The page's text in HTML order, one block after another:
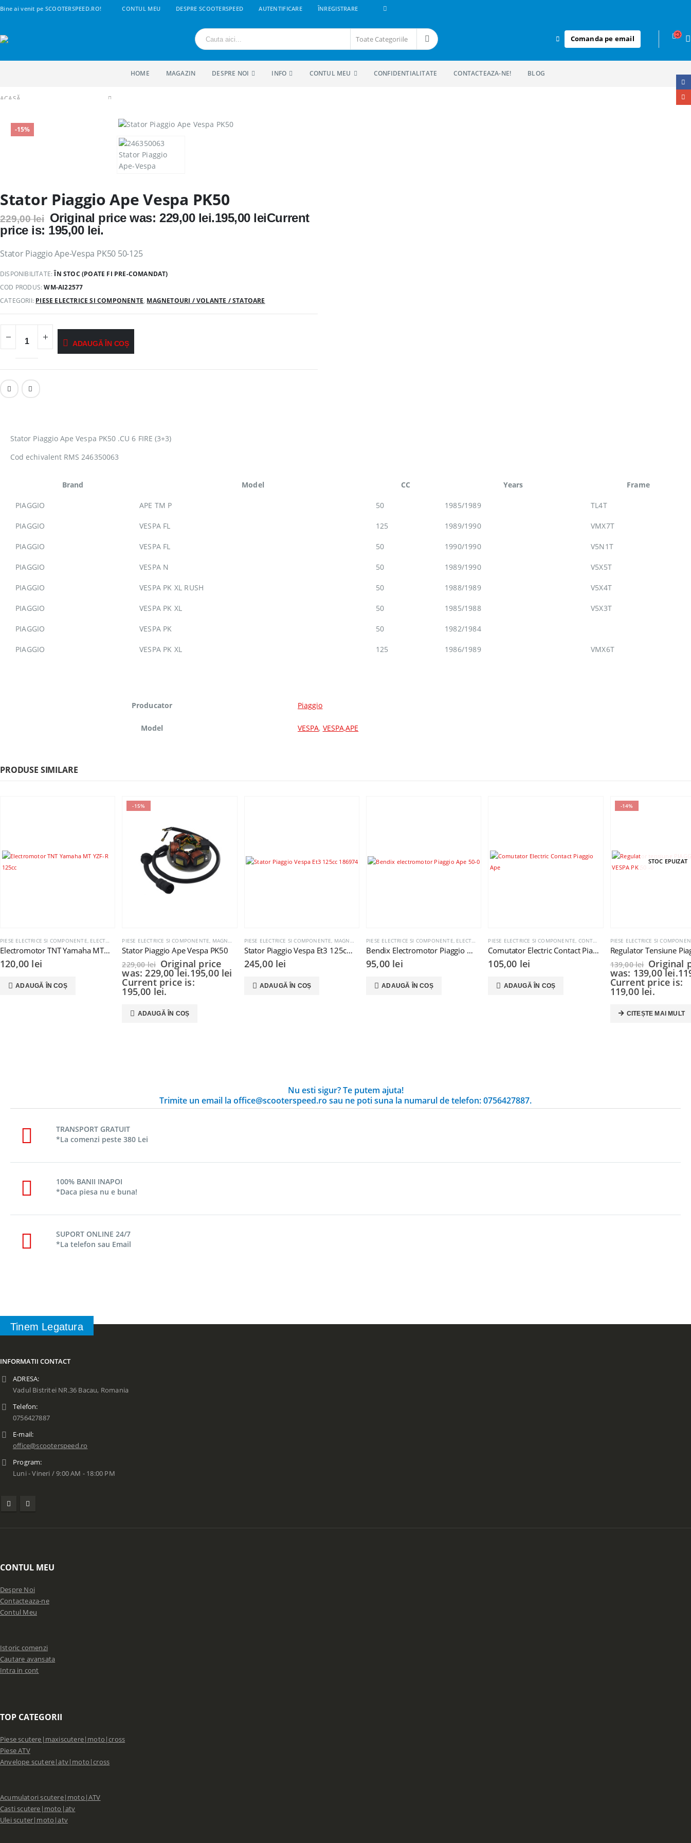
Bine ai venit pe SCOOTERSPEED.RO! CONTUL MEU DESPRE SCOOTERSPEED AUTENTIFICARE ÎNREGISTRARE
Toate Categoriile Comanda pe email
HOME MAGAZIN DESPRE NOI INFO CONTUL MEU CONFIDENTIALITATE CONTACTEAZA-NE! BLOG
ACASĂ
PIESE ELECTRICE SI COMPONENTE
STATOR PIAGGIO APE VESPA PK50
-15%
Stator Piaggio Ape Vespa PK50
229,00lei Original price was: 229,00 lei.195,00 leiCurrent
price is: 195,00 lei.
Stator Piaggio Ape-Vespa PK50 50-125
DISPONIBILITATE:ÎN STOC (POATE FI PRE-COMANDAT)
COD PRODUS:WM-AI22577
CATEGORII: PIESE ELECTRICE SI COMPONENTE, MAGNETOURI / VOLANTE / STATOARE
ADAUGĂ ÎN COȘ
Stator Piaggio Ape Vespa PK50 .CU 6 FIRE (3+3)
Cod echivalent RMS 246350063
Brand Model CC Years Frame
PIAGGIO APE TM P 50 1985/1989 TL4T
PIAGGIO VESPA FL 125 1989/1990 VMX7T
PIAGGIO VESPA FL 50 1990/1990 V5N1T
PIAGGIO VESPA N 50 1989/1990 V5X5T
PIAGGIO VESPA PK XL RUSH 50 1988/1989 V5X4T
PIAGGIO VESPA PK XL 50 1985/1988 V5X3T
PIAGGIO VESPA PK 50 1982/1984
PIAGGIO VESPA PK XL 125 1986/1989 VMX6T
Producator Piaggio
Model VESPA, VESPA,APE
PRODUSE SIMILARE
PIESE ELECTRICE SI COMPONENTE ELECTROMOTOARE SI COMPONENTE
Electromotor TNT Yamaha MT YZF-R 125cc
120,00 lei
ADAUGĂ ÎN COȘ
-15%
PIESE ELECTRICE SI COMPONENTE MAGNETOURI / VOLANTE / STATOARE
Stator Piaggio Ape Vespa PK50
229,00lei Original price
was: 229,00 lei.195,00 lei
Current price is:
195,00 lei.
ADAUGĂ ÎN COȘ
PIESE ELECTRICE SI COMPONENTE MAGNETOURI / VOLANTE / STATOARE
Stator Piaggio Vespa Et3 125cc 186974
245,00 lei
ADAUGĂ ÎN COȘ
PIESE ELECTRICE SI COMPONENTE ELECTROMOTOARE SI COMPONENTE
Bendix Electromotor Piaggio Ape 50
95,00 lei
ADAUGĂ ÎN COȘ
PIESE ELECTRICE SI COMPONENTE CONTACTE PORNIRE
Comutator Electric Contact Piaggio Ape
105,00 lei
ADAUGĂ ÎN COȘ
-14%
STOC EPUIZAT
PIESE ELECTRICE SI
139,00lei Original
was: 139,00 lei.
Current price is:
119,00 lei.
CITEȘTE MAI MULT
Nu esti sigur? Te putem ajuta!
Trimite un email la office@scooterspeed.ro sau ne poti suna la numarul de telefon: 0756427887.
TRANSPORT GRATUIT
*La comenzi peste 380 Lei
100% BANII INAPOI
*Daca piesa nu e buna!
SUPORT ONLINE 24/7
*La telefon sau Email
Tinem Legatura
INFORMATII CONTACT
ADRESA:
Vadul Bistritei NR.36 Bacau, Romania
Telefon:
0756427887
E-mail:
office@scooterspeed.ro
Program:
Luni - Vineri / 9:00 AM - 18:00 PM
CONTUL MEU
Despre Noi
Contacteaza-ne
Contul Meu
Istoric comenzi
Cautare avansata
Intra in cont
TOP CATEGORII
Piese scutere|maxiscutere|moto|cross
Piese ATV
Anvelope scutere|atv|moto|cross
Acumulatori scutere|moto|ATV
Casti scutere|moto|atv
Ulei scuter|moto|atv